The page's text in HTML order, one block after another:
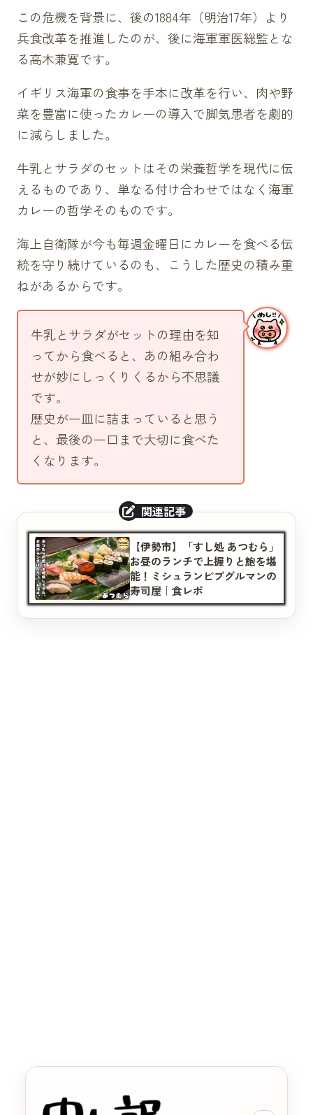
この危機を背景に、後の1884年（明治17年）より
兵食改革を推進したのが、後に海軍軍医総監とな
る高木兼寛です。
イギリス海軍の食事を手本に改革を行い、肉や野
菜を豊富に使ったカレーの導入で脚気患者を劇的
に減らしました。
牛乳とサラダのセットはその栄養哲学を現代に伝
えるものであり、単なる付け合わせではなく海軍
カレーの哲学そのものです。
海上自衛隊が今も毎週金曜日にカレーを食べる伝
統を守り続けているのも、こうした歴史の積み重
ねがあるからです。
牛乳とサラダがセットの理由を知
ってから食べると、あの組み合わ
せが妙にしっくりくるから不思議
です。
歴史が一皿に詰まっていると思う
と、最後の一口まで大切に食べた
くなります。
【伊勢市】「すし処 あつむら」
お昼のランチで上握りと鮑を堪
能！ミシュランピブグルマンの
寿司屋｜食レポ